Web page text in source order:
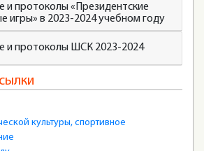
и протоколы «Президентские
игры» в 2023-2024 учебном году
и протоколы ШСК 2023-2024
культуры, спортивное